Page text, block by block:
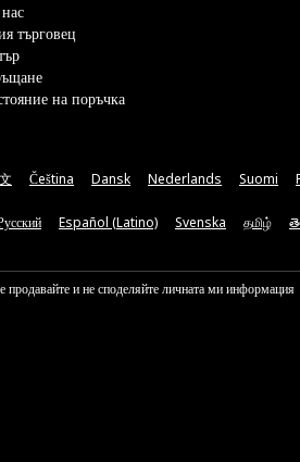
търговец
на поръчка
Čeština Dansk Nederlands Suomi
Español (Latino) Svenska தமிழ்
продавайте и не споделяйте личната ми информация